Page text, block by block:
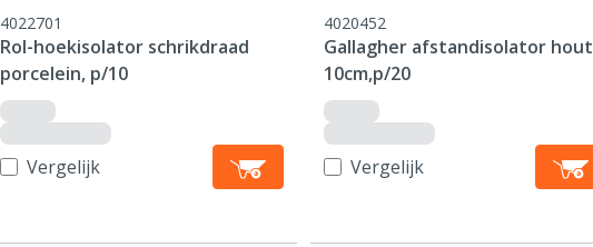
4022701
Rol-hoekisolator schrikdraad
porcelein, p/10
Vergelijk
4020452
Gallagher afstandisolator hout
10cm,p/20
Vergelijk